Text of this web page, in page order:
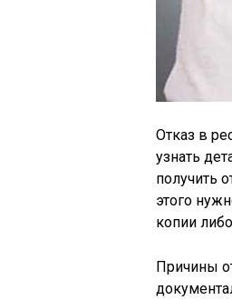
Отказ в
узнать
получить
этого
копии
Причины